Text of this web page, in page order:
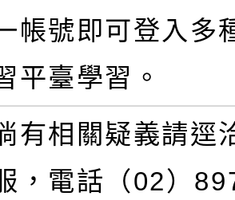
帳號即可登入多
平臺學習。
有相關疑義請逕
，電話（02）